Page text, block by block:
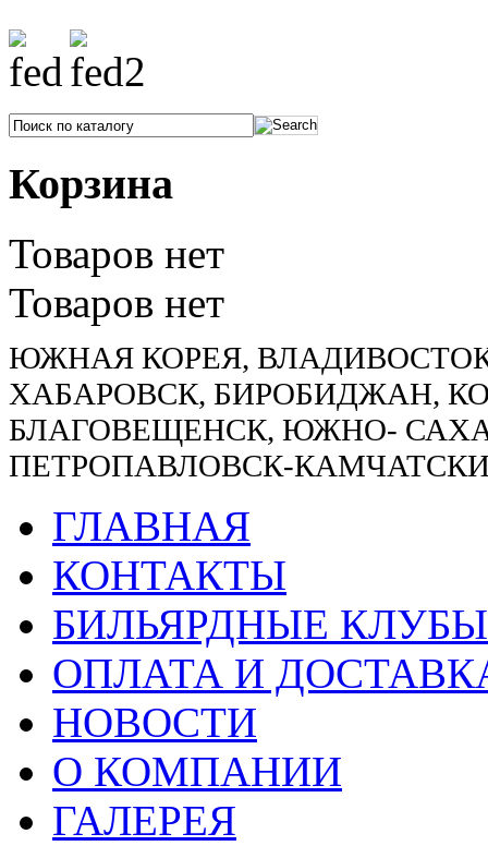
Корзина
Товаров нет
Товаров нет
ЮЖНАЯ КОРЕЯ,
ХАБАРОВСК, БИРОБИДЖАН,
БЛАГОВЕЩЕНСК, ЮЖНО-
ПЕТРОПАВЛОВСК-
ГЛАВНАЯ
КОНТАКТЫ
БИЛЬЯРДНЫЕ КЛУБЫ
ОПЛАТА И
НОВОСТИ
О КОМПАНИИ
ГАЛЕРЕЯ